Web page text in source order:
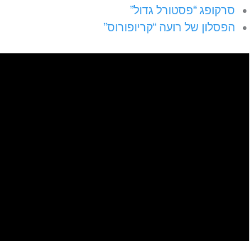
סרקופג “פסטורל גדול”
הפסלון של רועה “קריופורוס”